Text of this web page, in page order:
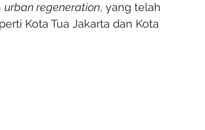
urban regeneration, yang telah
Kota Tua Jakarta dan Kota